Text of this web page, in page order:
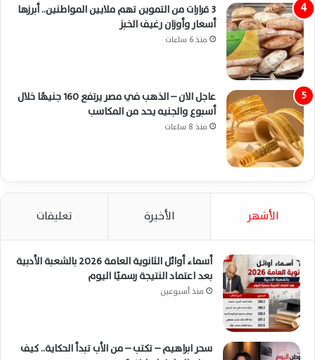
3 قرارات من التموين تهم ملايين المواطنين.. أبرزها
أسعار وأوزان رغيف الخبز
منذ 6 ساعات
عاجل الان – الذهب في مصر يرتفع 160 جنيهًا خلال
أسبوع والجنيه يحد من المكاسب
منذ 8 ساعات
الأشهر الأخيرة تعليقات
أسماء أوائل الثانوية العامة 2026 بالشعبة الأدبية
بعد اعتماد النتيجة رسميًا اليوم
منذ أسبوعين
سحر ابراهيم – تكتب – من الأب تبدأ الحكاية.. كيف